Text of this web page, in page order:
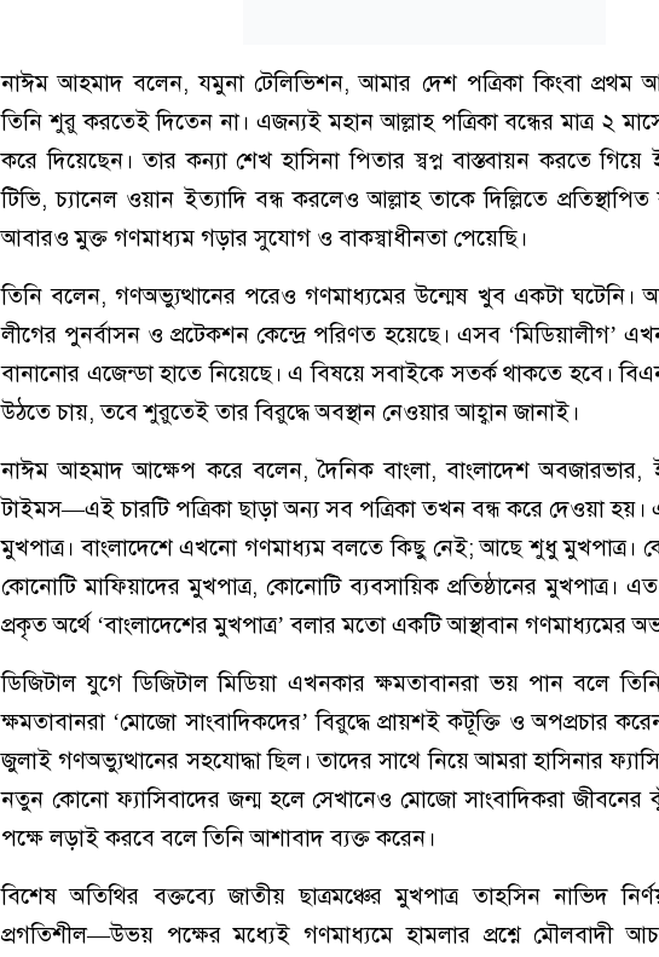
নাঈম আহমাদ বলেন, যমুনা টেলিভিশন, আমার দেশ পত্রিকা কিংবা
তিনি শুরু করতেই দিতেন না। এজন্যই মহান আল্লাহ পত্রিকা বন্ধের মাত্র ২
করে দিয়েছেন। তার কন্যা শেখ হাসিনা পিতার স্বপ্ন বাস্তবায়ন করতে গিয়ে
টিভি, চ্যানেল ওয়ান ইত্যাদি বন্ধ করলেও আল্লাহ তাকে দিল্লিতে
আবারও মুক্ত গণমাধ্যম গড়ার সুযোগ ও বাকস্বাধীনতা পেয়েছি।
তিনি বলেন, গণঅভ্যুত্থানের পরেও গণমাধ্যমের উন্মেষ খুব একটা ঘটেনি।
লীগের পুনর্বাসন ও প্রটেকশন কেন্দ্রে পরিণত হয়েছে। এসব ‘মিডিয়ালীগ’
বানানোর এজেন্ডা হাতে নিয়েছে। এ বিষয়ে সবাইকে সতর্ক থাকতে হবে।
উঠতে চায়, তবে শুরুতেই তার বিরুদ্ধে অবস্থান নেওয়ার আহ্বান জানাই।
নাঈম আহমাদ আক্ষেপ করে বলেন, দৈনিক বাংলা, বাংলাদেশ অবজারভার,
টাইমস—এই চারটি পত্রিকা ছাড়া অন্য সব পত্রিকা তখন বন্ধ করে দেওয়া
মুখপাত্র। বাংলাদেশে এখনো গণমাধ্যম বলতে কিছু নেই; আছে শুধু মুখপাত্র।
কোনোটি মাফিয়াদের মুখপাত্র, কোনোটি ব্যবসায়িক প্রতিষ্ঠানের মুখপাত্র।
প্রকৃত অর্থে ‘বাংলাদেশের মুখপাত্র’ বলার মতো একটি আস্থাবান গণমাধ্যমের
ডিজিটাল যুগে ডিজিটাল মিডিয়া এখনকার ক্ষমতাবানরা ভয় পান বলে
ক্ষমতাবানরা ‘মোজো সাংবাদিকদের’ বিরুদ্ধে প্রায়শই কটূক্তি ও অপপ্রচার
জুলাই গণঅভ্যুত্থানের সহযোদ্ধা ছিল। তাদের সাথে নিয়ে আমরা হাসিনার
নতুন কোনো ফ্যাসিবাদের জন্ম হলে সেখানেও মোজো সাংবাদিকরা জীবনের
পক্ষে লড়াই করবে বলে তিনি আশাবাদ ব্যক্ত করেন।
বিশেষ অতিথির বক্তব্যে জাতীয় ছাত্রমঞ্চের মুখপাত্র তাহসিন নাভিদ
প্রগতিশীল—উভয় পক্ষের মধ্যেই গণমাধ্যমে হামলার প্রশ্নে মৌলবাদী